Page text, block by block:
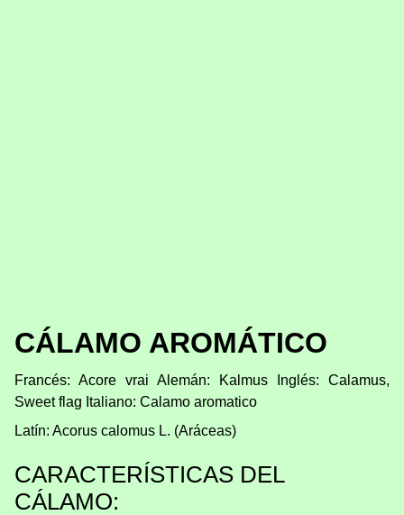
CÁLAMO AROMÁTICO
Francés: Acore vrai Alemán: Kalmus Inglés: Calamus,
Sweet flag Italiano: Calamo aromatico
Latín: Acorus calomus L. (Aráceas)
CARACTERÍSTICAS DEL
CÁLAMO: